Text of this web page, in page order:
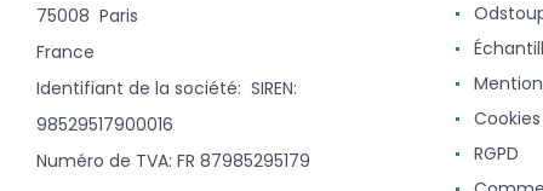
75008 Paris
France
Identifiant de la société: SIREN:
98529517900016
Numéro de TVA: FR 87985295179
Cookies
RGPD